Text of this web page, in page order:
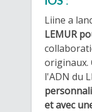
Liine a
LEMUR
originaux.
l'ADN du
et avec